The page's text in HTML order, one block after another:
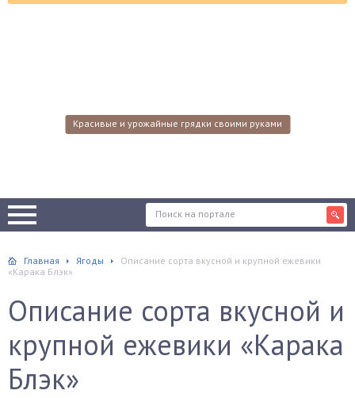
Красивые и урожайные грядки своими руками
Главная Ягоды
Описание сорта вкусной и крупной ежевики
«Карака Блэк»
Описание сорта вкусной и
крупной ежевики «Карака
Блэк»